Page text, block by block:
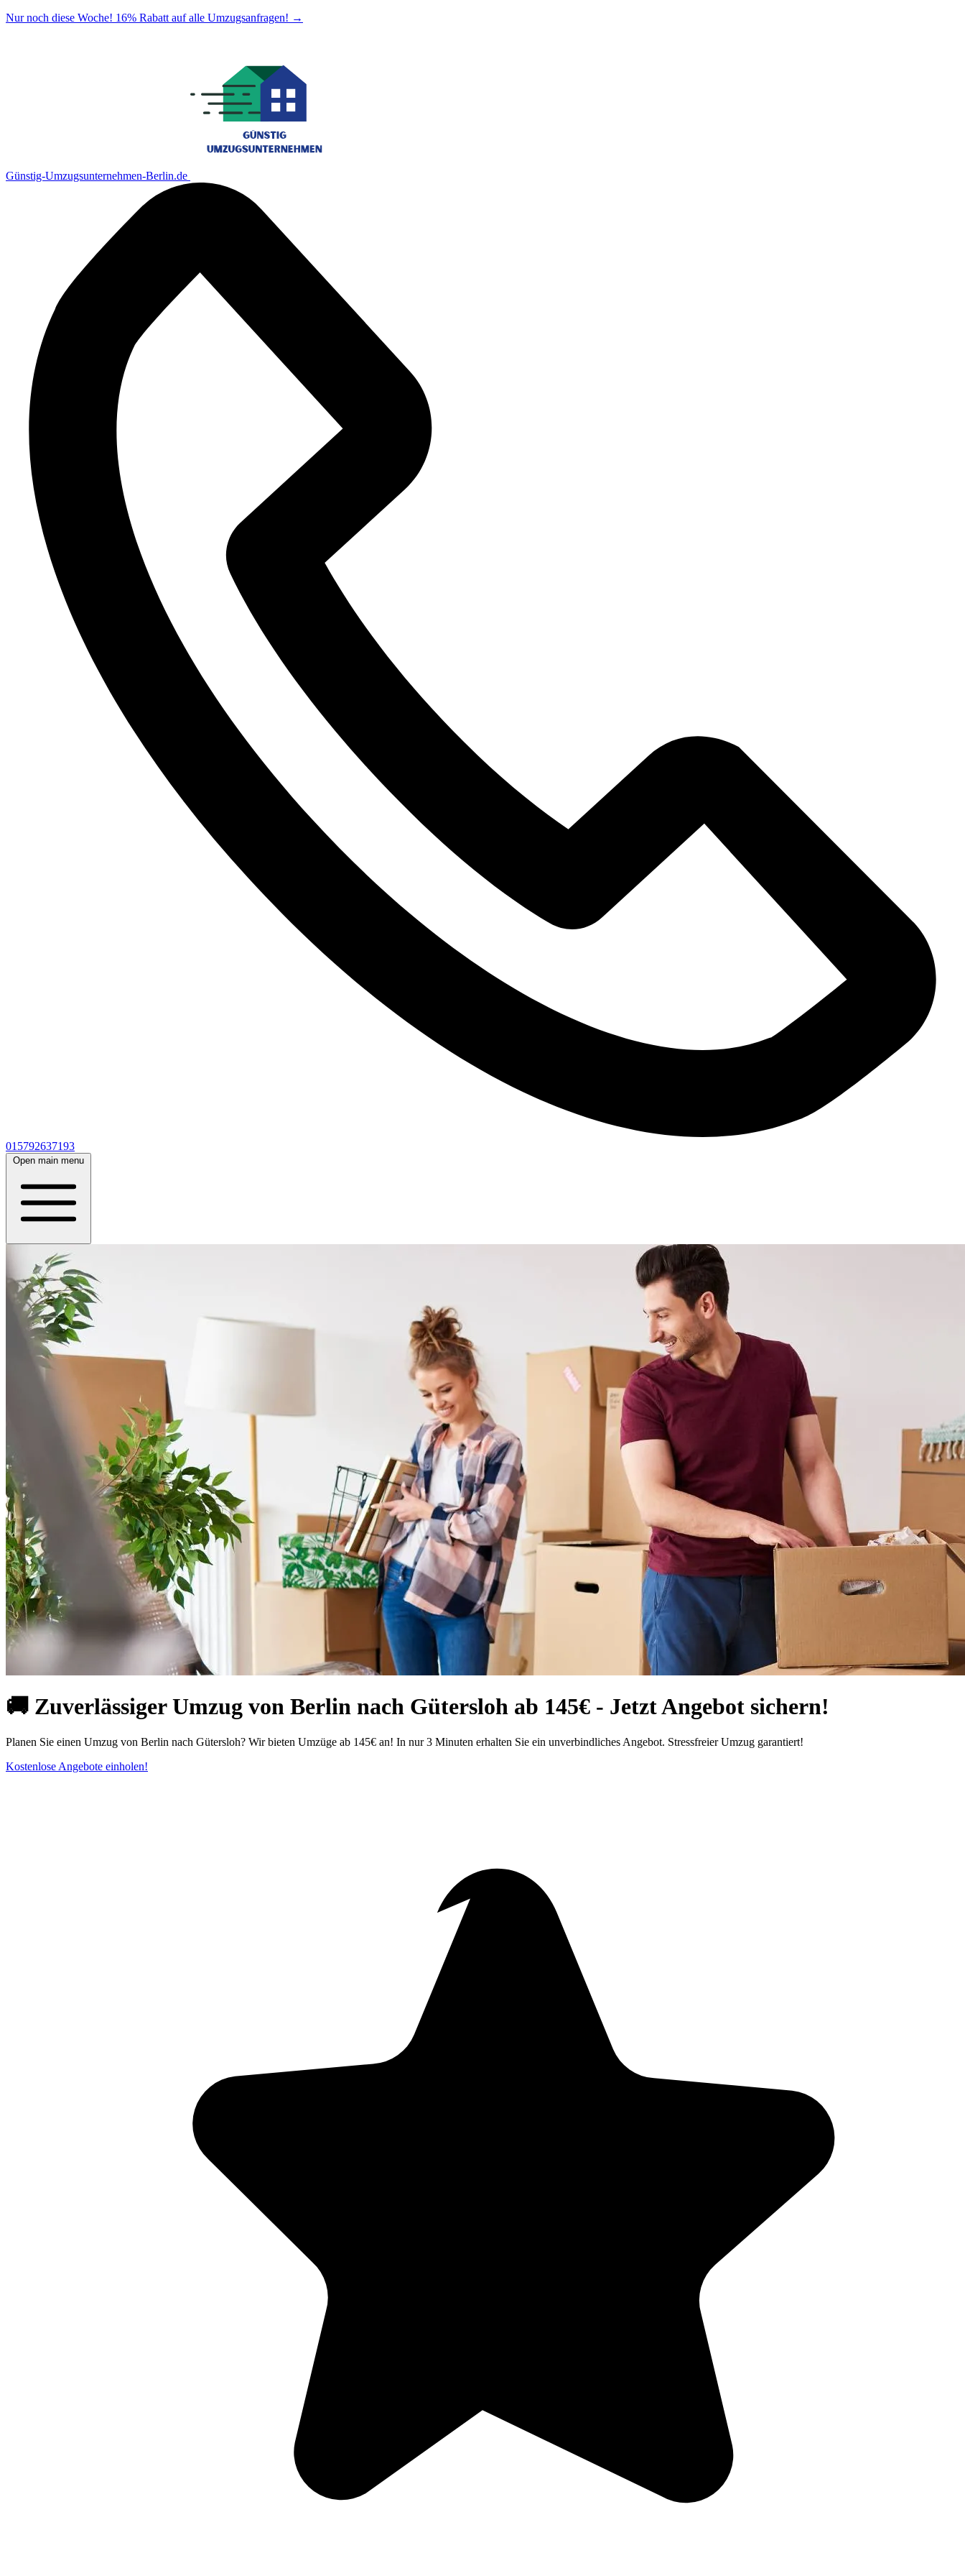
Nur noch diese Woche! 16% Rabatt auf alle Umzugsanfragen! →
Günstig-Umzugsunternehmen-Berlin.de
015792637193
Open main menu
🚚 Zuverlässiger Umzug von Berlin nach Gütersloh ab 145€ - Jetzt Angebot sichern!
Planen Sie einen Umzug von Berlin nach Gütersloh? Wir bieten Umzüge ab 145€ an! In nur 3 Minuten erhalten Sie ein unverbindliches Angebot. Stressfreier Umzug garantiert!
Kostenlose Angebote einholen!